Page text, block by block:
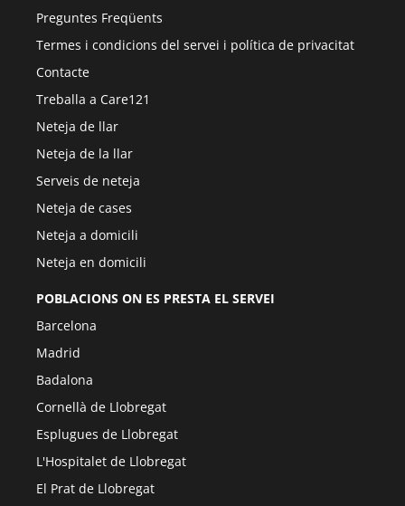
Preguntes Freqüents
Termes i condicions del servei i política de privacitat
Contacte
Treballa a Care121
Neteja de llar
Neteja de la llar
Serveis de neteja
Neteja de cases
Neteja a domicili
Neteja en domicili
POBLACIONS ON ES PRESTA EL SERVEI
Barcelona
Madrid
Badalona
Cornellà de Llobregat
Esplugues de Llobregat
L'Hospitalet de Llobregat
El Prat de Llobregat